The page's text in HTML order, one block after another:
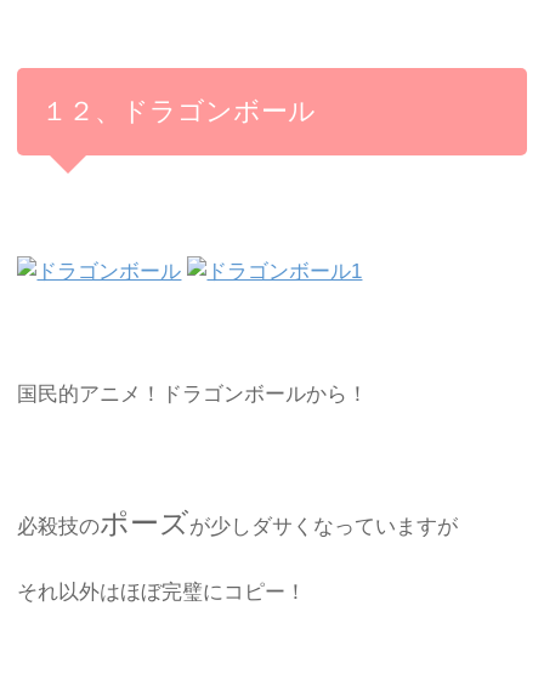
１２、ドラゴンボール
国民的アニメ！ドラゴンボールから！
必殺技のポーズが少しダサくなっていますが
それ以外はほぼ完璧にコピー！